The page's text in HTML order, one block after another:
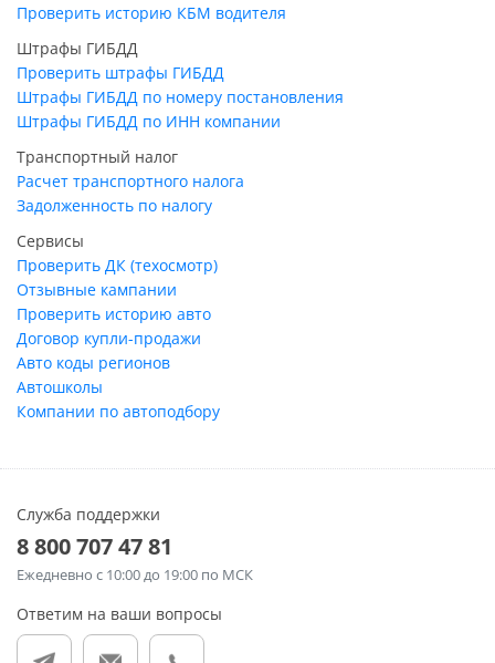
Проверить историю КБМ водителя
Штрафы ГИБДД
Проверить штрафы ГИБДД
Штрафы ГИБДД по номеру постановления
Штрафы ГИБДД по ИНН компании
Транспортный налог
Расчет транспортного налога
Задолженность по налогу
Сервисы
Проверить ДК (техосмотр)
Отзывные кампании
Проверить историю авто
Договор купли-продажи
Авто коды регионов
Автошколы
Компании по автоподбору
Служба поддержки
8 800 707 47 81
Ежедневно с 10:00 до 19:00 по МСК
Ответим на ваши вопросы